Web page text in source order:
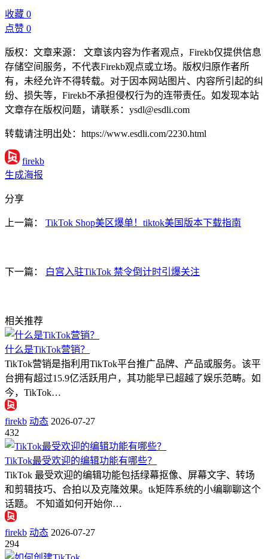
收藏 0
点赞 0
版权：文章来源： 文章该内容为作者观点，Firekb仅提供信息
存储空间服务，不代表Firekb观点或立场。版权归原作者所
有，未经允许不得转载。对于因本网站图片、内容所引起的纠
纷、损失等，Firekb不承担侵权行为的连带责任。如发现本站
文章存在版权问题，请联系：ysdl@esdli.com
转载请注明出处：https://www.esdli.com/2230.html
firekb
生成海报
分享
上一篇： TikTok Shop美区爆单！tiktok美国版本下载指南
下一篇： 白宫入驻TikTok 禁令倒计时引爆关注
相关推荐
什么是TikTok营销？
TikTok营销是指利用TikTok平台推广品牌、产品或服务。该平
台拥有超过15.9亿活跃用户，其功能早已超越了娱乐范畴。如
今，TikTok…
firekb 动态 2026-07-27
432
TikTok最受欢迎的编辑功能有哪些？
TikTok 最受欢迎的编辑功能包括绿幕抠像、屏幕文字、转场
和剪辑技巧、合拍以及克隆效果。tk矩阵系统的小编聊聊这个
话题。 不知道如何开始你…
firekb 动态 2026-07-27
294